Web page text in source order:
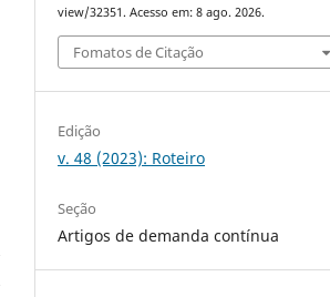
view/32351. Acesso em: 8 ago. 2026.
Fomatos de Citação
Edição
v. 48 (2023): Roteiro
Seção
Artigos de demanda contínua